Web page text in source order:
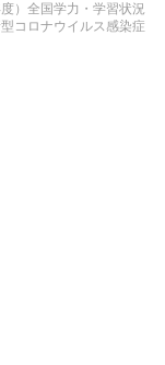
）全国学力・学習状況
コロナウイルス感染症